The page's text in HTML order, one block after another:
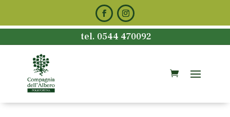
tel. 0544 470092